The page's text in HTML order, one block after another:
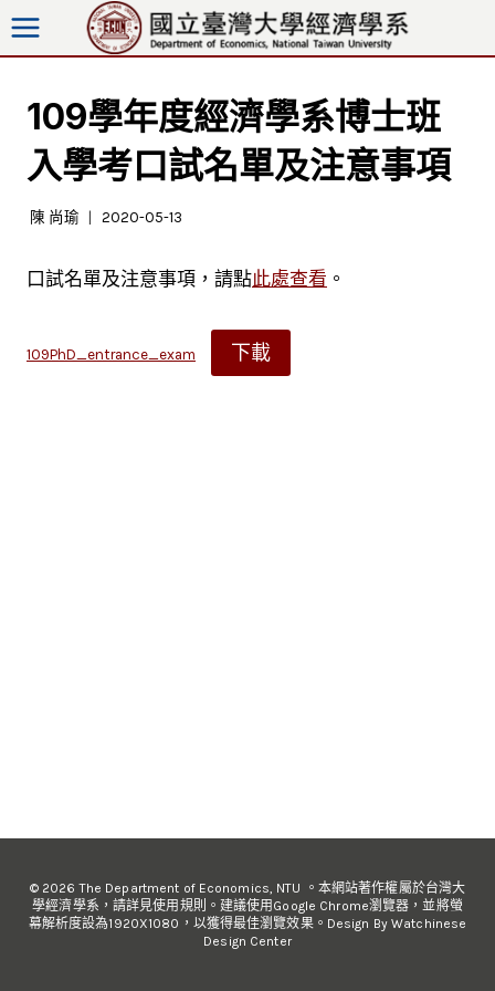
跳
至
109學年度經濟學系博士班
入學考口試名單及注意事項
陳 尚瑜 2020-05-13
口試名單及注意事項，請點此處查看 。
109PhD_entrance_exam 下載
© 2026 The Department of Economics, NTU 。本網站著作權屬於台灣大
學經濟學系，請詳見使用規則。建議使用Google Chrome瀏覽器，並將螢
幕解析度設為1920X1080，以獲得最佳瀏覽效果。Design By Watchinese
Design Center